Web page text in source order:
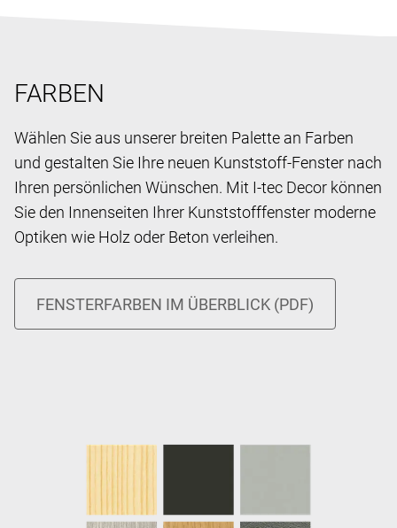
FARBEN
Wählen Sie aus unserer breiten Palette an Farben
und gestalten Sie Ihre neuen Kunststoff-Fenster nach
Ihren persönlichen Wünschen. Mit I-tec Decor können
Sie den Innenseiten Ihrer Kunststofffenster moderne
Optiken wie Holz oder Beton verleihen.